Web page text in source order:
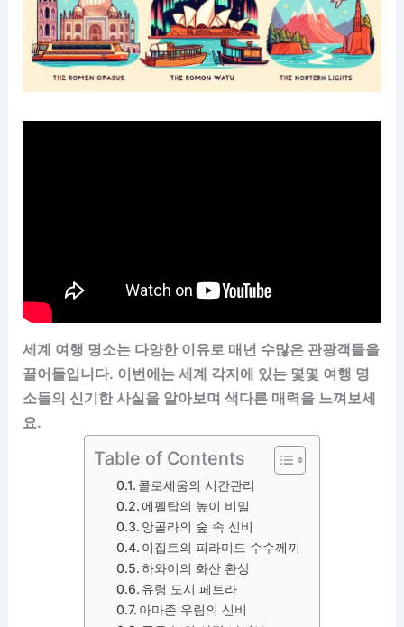
세계 여행 명소는 다양한 이유로 매년 수많은 관광객들을
끌어들입니다. 이번에는 세계 각지에 있는 몇몇 여행 명
소들의 신기한 사실을 알아보며 색다른 매력을 느껴보세
요.
Table of Contents
콜로세움의 시간관리
에펠탑의 높이 비밀
앙골라의 숲 속 신비
이집트의 피라미드 수수께끼
하와이의 화산 환상
유령 도시 페트라
아마존 우림의 신비